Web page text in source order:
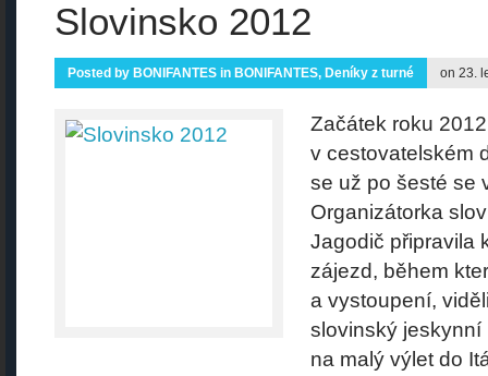
Slovinsko 2012
Posted by BONIFANTES in BONIFANTES, Deníky z turné on 23.
Začátek roku
v cestovatelském
se už po šesté se
Organizátorka
Jagodič připravila
zájezd, během
a vystoupení,
slovinský jeskynní
na malý výlet do